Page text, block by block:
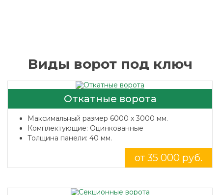
Виды ворот под ключ
Откатные ворота
Максимальный размер 6000 x 3000 мм.
Комплектующие: Оцинкованные
Толщина панели: 40 мм.
от 35 000 руб.